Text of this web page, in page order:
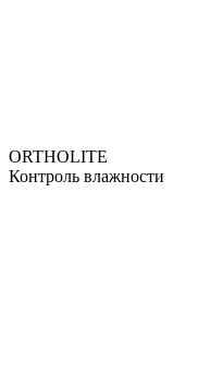
ORTHOLITE
Контроль влажности